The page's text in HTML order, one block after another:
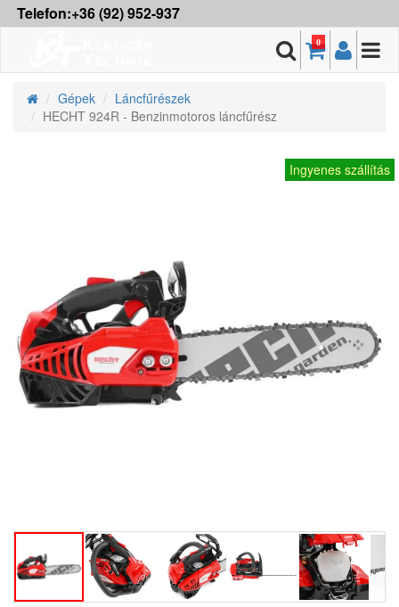
Telefon:+36 (92) 952-937
0
Gépek
Láncfűrészek
HECHT 924R - Benzinmotoros láncfűrész
Ingyenes szállítás